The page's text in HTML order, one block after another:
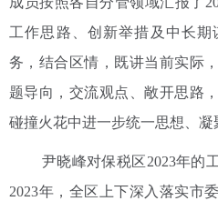
工作思路、创新举措及中长
务，结合区情，既讲当前实际
题导向，交流观点、敞开思路
碰撞火花中进一步统一思想、凝
尹晓峰对保税区2023年的
2023年，全区上下深入落实市